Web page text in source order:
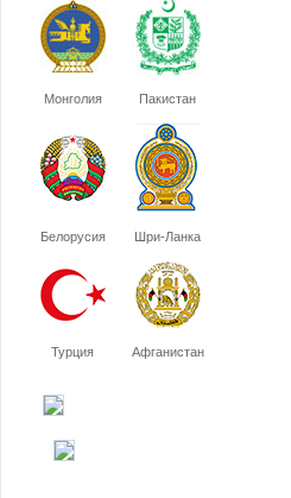
Монголия Пакистан
Белорусия Шри-Ланка
Турция Афганистан